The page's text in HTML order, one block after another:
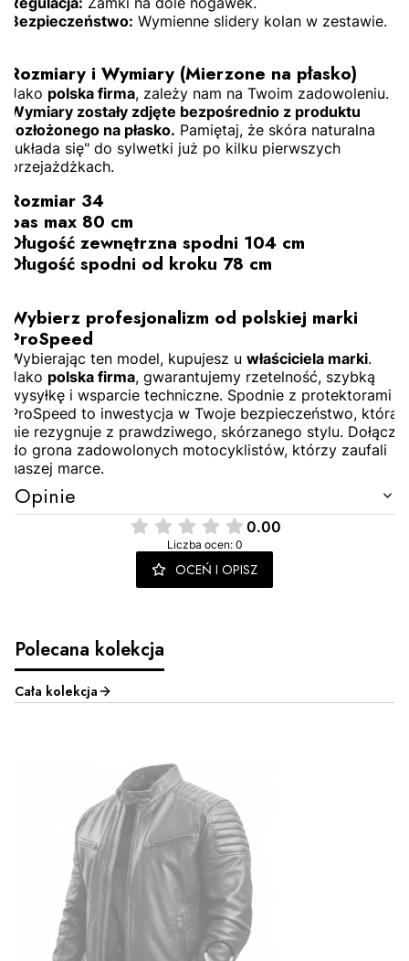
Bezpieczeństwo: Wymienne slidery kolan w zestawie.
Rozmiary i Wymiary (Mierzone na płasko)
Jako polska firma, zależy nam na Twoim zadowoleniu.
Wymiary zostały zdjęte bezpośrednio z produktu
rozłożonego na płasko. Pamiętaj, że skóra naturalna
"układa się" do sylwetki już po kilku pierwszych
przejażdżkach.
Rozmiar 34
pas max 80 cm
Długość zewnętrzna spodni 104 cm
Długość spodni od kroku 78 cm
Wybierz profesjonalizm od polskiej marki
ProSpeed
Wybierając ten model, kupujesz u właściciela marki.
Jako polska firma, gwarantujemy rzetelność, szybką
wysyłkę i wsparcie techniczne. Spodnie z protektorami
ProSpeed to inwestycja w Twoje bezpieczeństwo, która
nie rezygnuje z prawdziwego, skórzanego stylu. Dołącz
do grona zadowolonych motocyklistów, którzy zaufali
naszej marce.
Opinie
0.00
Liczba ocen: 0
OCEŃ I OPISZ
Polecana kolekcja
Cała kolekcja